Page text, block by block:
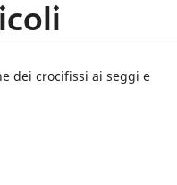
dei crocifissi ai seggi e